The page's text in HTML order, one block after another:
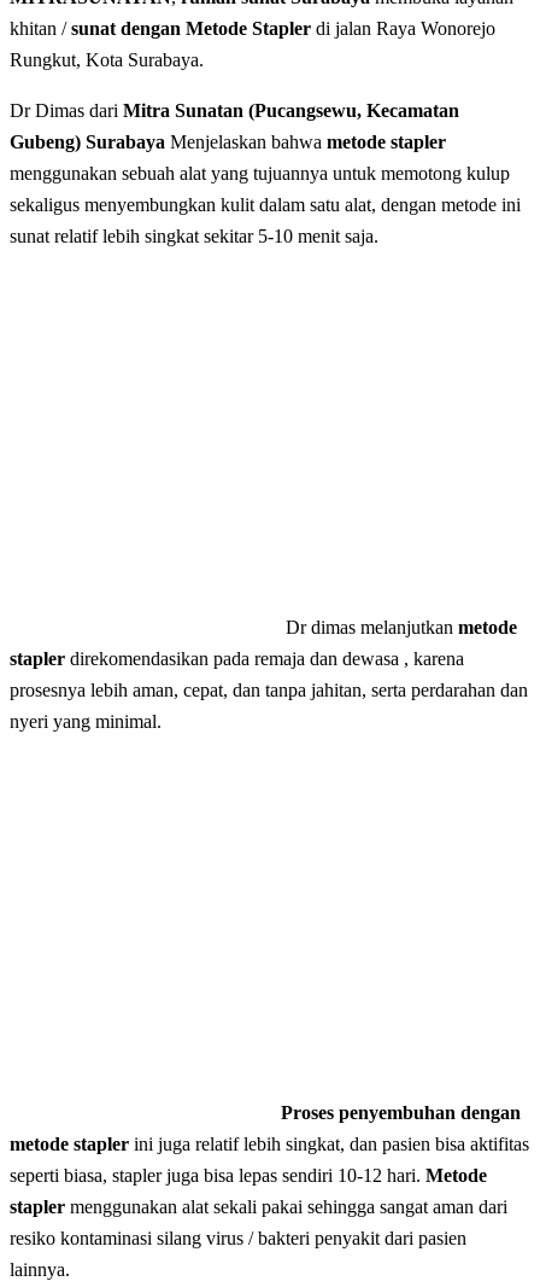
khitan /sunat dengan Metode Stapler di jalan Raya Wonorejo
Rungkut, Kota Surabaya.
Dr Dimas dari Mitra Sunatan (Pucangsewu, Kecamatan
Gubeng) Surabaya Menjelaskan bahwa metode stapler
menggunakan sebuah alat yang tujuannya untuk memotong kulup
sekaligus menyembungkan kulit dalam satu alat, dengan metode ini
sunat relatif lebih singkat sekitar 5-10 menit saja.
Dr dimas melanjutkan metode
stapler direkomendasikan pada remaja dan dewasa , karena
prosesnya lebih aman, cepat, dan tanpa jahitan, serta perdarahan dan
nyeri yang minimal.
Proses penyembuhan dengan
metode stapler ini juga relatif lebih singkat, dan pasien bisa aktifitas
seperti biasa, stapler juga bisa lepas sendiri 10-12 hari. Metode
stapler menggunakan alat sekali pakai sehingga sangat aman dari
resiko kontaminasi silang virus / bakteri penyakit dari pasien
lainnya.